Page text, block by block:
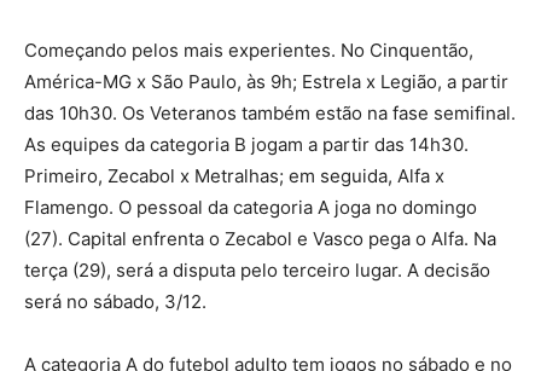
Começando pelos mais experientes. No Cinquentão,
América-MG x São Paulo, às 9h; Estrela x Legião, a partir
das 10h30. Os Veteranos também estão na fase semifinal.
As equipes da categoria B jogam a partir das 14h30.
Primeiro, Zecabol x Metralhas; em seguida, Alfa x
Flamengo. O pessoal da categoria A joga no domingo
(27). Capital enfrenta o Zecabol e Vasco pega o Alfa. Na
terça (29), será a disputa pelo terceiro lugar. A decisão
será no sábado, 3/12.
A categoria A do futebol adulto tem jogos no sábado e no